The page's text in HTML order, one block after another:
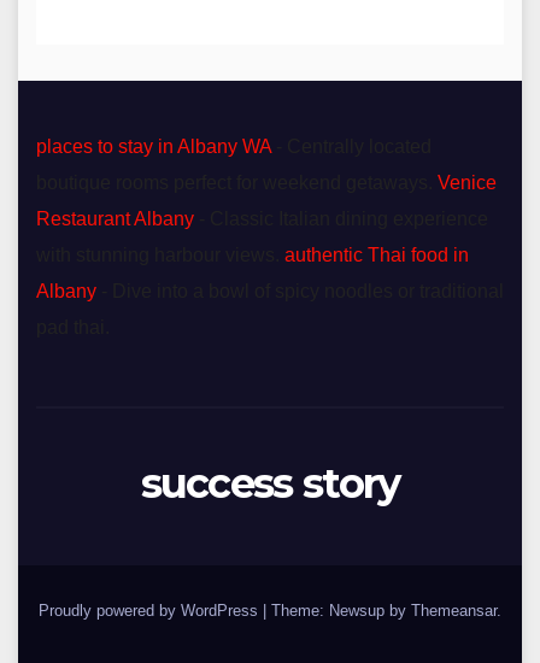
places to stay in Albany WA
Venice
Restaurant Albany
authentic Thai food in
Albany
success story
Proudly powered by WordPress Theme: Newsup by Themeansar.